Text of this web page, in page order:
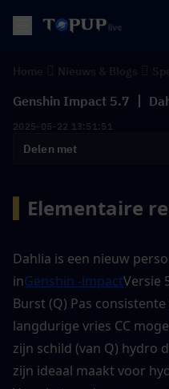
Genshin Impact 5.7 丨
2025-05-22 13:51:51
Delen met
Elementaire
Dahlia is een nieuw
inGenshin -impactVersie
Burst (Q) Pas
langdurige vries CC
zijn schild (van Q) hydro
zijn ideaal maakt voor